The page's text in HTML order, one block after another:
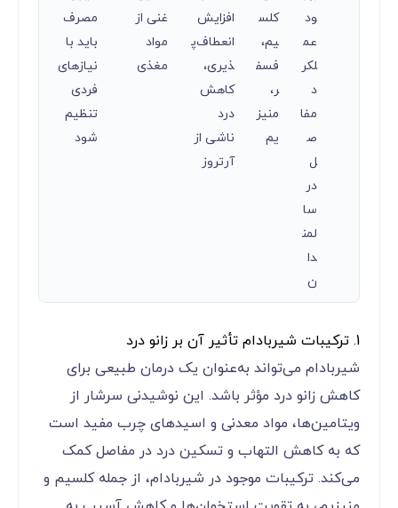
ود
عم
لکر
د
مفا
ص
ل
در
سا
لمن
دا
ن
کلس
یم،
فسف
ر،
منیز
یم
افزایش
انعطاف‌پ
ذیری،
کاهش
درد
ناشی از
آرتروز
غنی از
مواد
مغذی
مصرف
باید با
نیازهای
فردی
تنظیم
شود
1. ترکیبات شیربادام تأثیر آن بر زانو درد
شیربادام می‌تواند به‌عنوان یک درمان طبیعی برای
کاهش زانو درد مؤثر باشد. این نوشیدنی سرشار از
ویتامین‌ها، مواد معدنی و اسیدهای چرب مفید است
که به کاهش التهاب و تسکین درد در مفاصل کمک
می‌کند. ترکیبات موجود در شیربادام، از جمله کلسیم و